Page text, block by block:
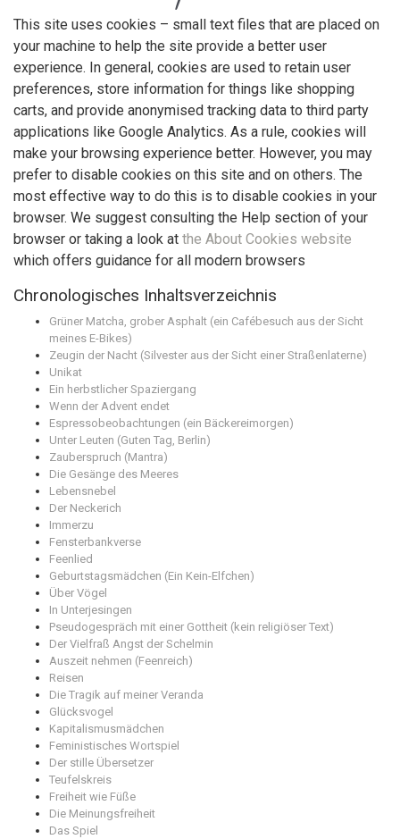
This site uses cookies – small text files that are placed on
your machine to help the site provide a better user
experience. In general, cookies are used to retain user
preferences, store information for things like shopping
carts, and provide anonymised tracking data to third party
applications like Google Analytics. As a rule, cookies will
make your browsing experience better. However, you may
prefer to disable cookies on this site and on others. The
most effective way to do this is to disable cookies in your
browser. We suggest consulting the Help section of your
browser or taking a look at the About Cookies website
which offers guidance for all modern browsers
Chronologisches Inhaltsverzeichnis
Grüner Matcha, grober Asphalt (ein Cafébesuch aus der Sicht
meines E-Bikes)
Zeugin der Nacht (Silvester aus der Sicht einer Straßenlaterne)
Unikat
Ein herbstlicher Spaziergang
Wenn der Advent endet
Espressobeobachtungen (ein Bäckereimorgen)
Unter Leuten (Guten Tag, Berlin)
Zauberspruch (Mantra)
Die Gesänge des Meeres
Lebensnebel
Der Neckerich
Immerzu
Fensterbankverse
Feenlied
Geburtstagsmädchen (Ein Kein-Elfchen)
Über Vögel
In Unterjesingen
Pseudogespräch mit einer Gottheit (kein religiöser Text)
Der Vielfraß Angst der Schelmin
Auszeit nehmen (Feenreich)
Reisen
Die Tragik auf meiner Veranda
Glücksvogel
Kapitalismusmädchen
Feministisches Wortspiel
Der stille Übersetzer
Teufelskreis
Freiheit wie Füße
Die Meinungsfreiheit
Das Spiel